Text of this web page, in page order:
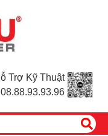
Trợ Kỹ Thuật
08.88.93.93.96